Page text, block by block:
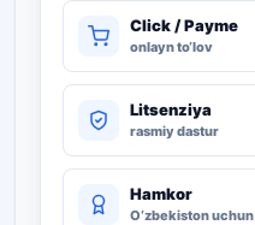
Click / Payme
onlayn to‘lov
Litsenziya
rasmiy dastur
Hamkor
O‘zbekiston uchun